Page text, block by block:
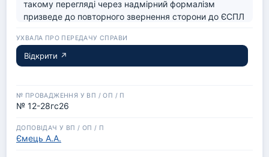
такому перегляді через надмірний формалізм
призведе до повторного звернення сторони до ЄСПЛ
проти України вже встановлено.
Відкрити ↗
№ 12-28гс26
Ємець А.А.